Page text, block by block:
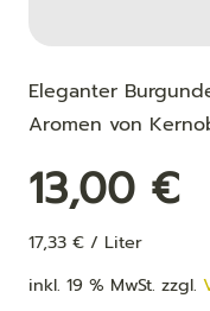
Eleganter
Aromen von
13,00 €
17,33 € / Liter
inkl. 19 % MwSt. zzgl.